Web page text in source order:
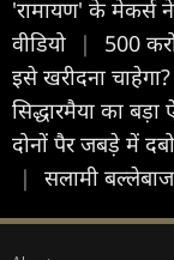
'रामायण' के मेकर्स
वीडियो
|
500
इसे खरीदना चाहेगा?
सिद्धारमैया का बड़ा
दोनों पैर जबड़े में
|
सलामी